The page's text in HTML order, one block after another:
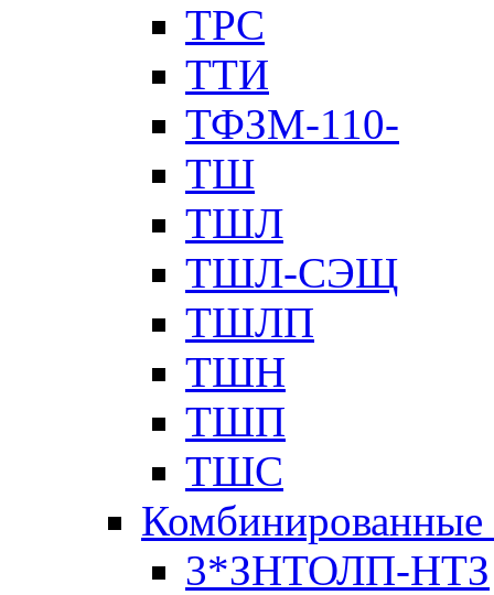
ТРС
ТТИ
ТФЗМ-110-
ТШ
ТШЛ
ТШЛ-СЭЩ
ТШЛП
ТШН
ТШП
ТШС
Комбинированные
3*ЗНТОЛП-НТЗ